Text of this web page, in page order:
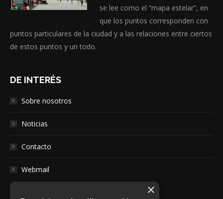
se lee como el “mapa estelar”, en
que los puntos corresponden con
puntos particulares de la ciudad y a las relaciones entre ciertos
de estos puntos y un todo.
DE INTERÉS
Sobre nosotros
Noticias
Contacto
Webmail
×